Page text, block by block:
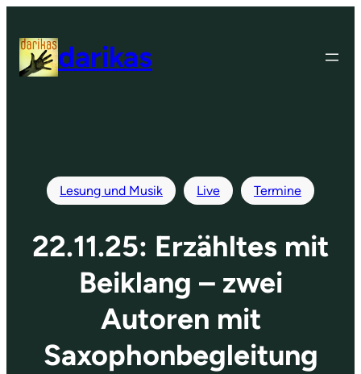
Inhalt
springen darikas
Lesung und Musik Live Termine
22.11.25: Erzähltes mit
Beiklang – zwei
Autoren mit
Saxophonbegleitung